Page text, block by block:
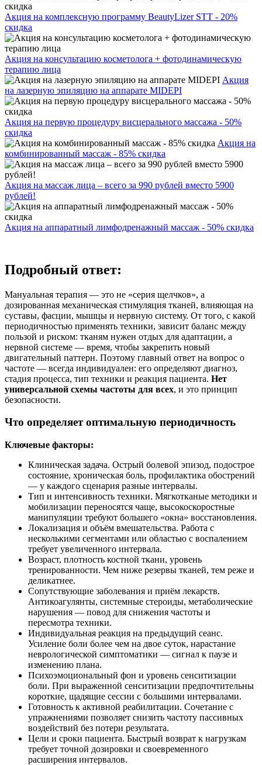
Акция на комплексную программу BeautyLizer STT - 20%
скидка
Акция на консультацию косметолога + фотодинамическую
терапию лица
Акция
на лазерную эпиляцию на аппарате MIDEPI
Акция на первую процедуру висцерального массажа - 50%
скидка
Акция на
комбинированный массаж - 85% скидка
Акция на массаж лица – всего за 990 рублей вместо 5900
рублей!
Акция на аппаратный лимфодренажный массаж - 50% скидка
Подробный ответ:
Мануальная терапия — это не «серия щелчков», а
дозированная механическая стимуляция тканей, влияющая на
суставы, фасции, мышцы и нервную систему. От того, с какой
периодичностью применять техники, зависит баланс между
пользой и риском: тканям нужен отдых для адаптации, а
нервной системе — время, чтобы закрепить новый
двигательный паттерн. Поэтому главный ответ на вопрос о
частоте — всегда индивидуален: его определяют диагноз,
стадия процесса, тип техники и реакция пациента. Нет
универсальной схемы частоты для всех, и это принцип
безопасности.
Что определяет оптимальную периодичность
Ключевые факторы:
Клиническая задача. Острый болевой эпизод, подострое
состояние, хроническая боль, профилактика обострений
— у каждого сценария разные интервалы.
Тип и интенсивность техники. Мягкотканые методики и
мобилизации переносятся чаще, высокоскоростные
манипуляции требуют большего «окна» восстановления.
Локализация и объём вмешательства. Работа с
несколькими сегментами или областью с воспалением
требует увеличенного интервала.
Возраст, плотность костной ткани, уровень
тренированности. Чем ниже резервы тканей, тем реже и
деликатнее.
Сопутствующие заболевания и приём лекарств.
Антикоагулянты, системные стероиды, метаболические
нарушения — повод для снижения частоты и
пересмотра техники.
Индивидуальная реакция на предыдущий сеанс.
Усиление боли более чем на двое суток, нарастание
неврологической симптоматики — сигнал к паузе и
изменению плана.
Психоэмоциональный фон и уровень сенситизации
боли. При выраженной сенситизации предпочтительны
короткие, щадящие сессии с большими интервалами.
Готовность к активной реабилитации. Сочетание с
упражнениями позволяет снизить частоту пассивных
воздействий без потери результата.
Цели и сроки пациента. Быстрый возврат к нагрузкам
требует точной дозировки и своевременного
расширения интервалов.